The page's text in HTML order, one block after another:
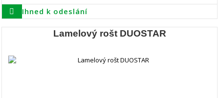
Ihned k odeslání
Lamelový rošt DUOSTAR